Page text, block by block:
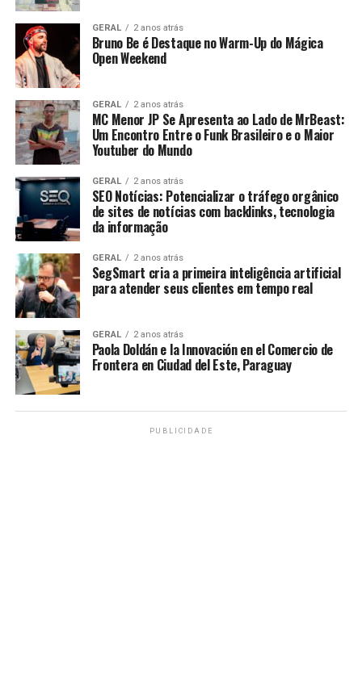
GERAL 2 anos atrás
Bruno Be é Destaque no Warm-Up do Mágica
Open Weekend
GERAL 2 anos atrás
MC Menor JP Se Apresenta ao Lado de MrBeast:
Um Encontro Entre o Funk Brasileiro e o Maior
Youtuber do Mundo
GERAL 2 anos atrás
SEO Notícias: Potencializar o tráfego orgânico
de sites de notícias com backlinks, tecnologia
da informação
GERAL 2 anos atrás
SegSmart cria a primeira inteligência artificial
para atender seus clientes em tempo real
GERAL 2 anos atrás
Paola Doldán e la Innovación en el Comercio de
Frontera en Ciudad del Este, Paraguay
PUBLICIDADE